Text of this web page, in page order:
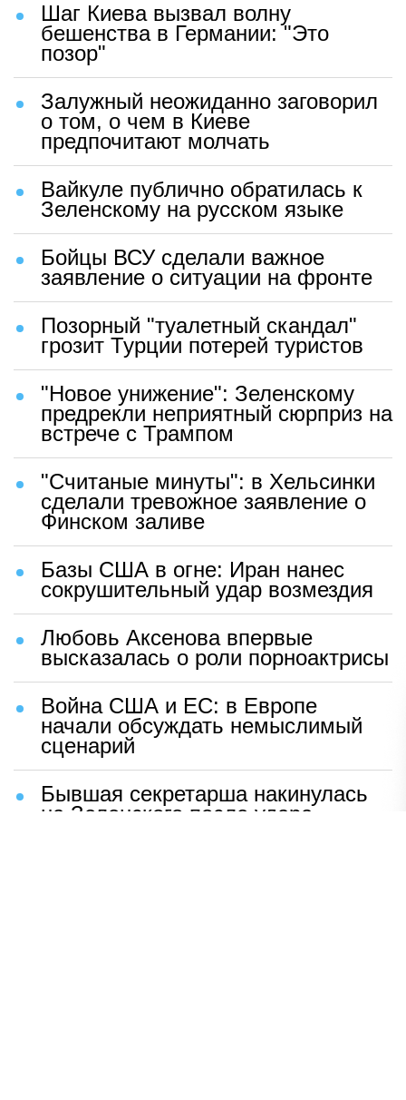
Шаг Киева вызвал волну
бешенства в Германии: "Это
позор"
Залужный неожиданно заговорил
о том, о чем в Киеве
предпочитают молчать
Вайкуле публично обратилась к
Зеленскому на русском языке
Бойцы ВСУ сделали важное
заявление о ситуации на фронте
Позорный "туалетный скандал"
грозит Турции потерей туристов
"Новое унижение": Зеленскому
предрекли неприятный сюрприз на
встрече с Трампом
"Считаные минуты": в Хельсинки
сделали тревожное заявление о
Финском заливе
Базы США в огне: Иран нанес
сокрушительный удар возмездия
Любовь Аксенова впервые
высказалась о роли порноактрисы
Война США и ЕС: в Европе
начали обсуждать немыслимый
сценарий
Бывшая секретарша накинулась
на Зеленского после удара